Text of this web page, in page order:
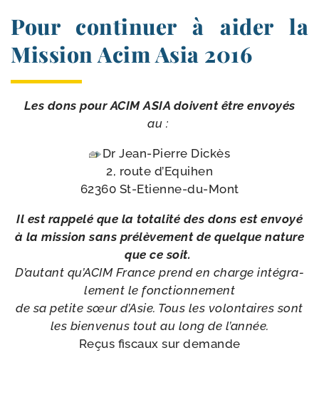
Pour continuer à aider la
Mission Acim Asia 2016
Les dons pour ACIM ASIA doivent être envoyés
au :
Dr Jean-​Pierre Dickès
2, route d’Equihen
62360 St-Etienne-du-Mont
Il est rap­pe­lé que la tota­li­té des dons est envoyé
à la mis­sion sans pré­lè­ve­ment de quelque nature
que ce soit.
D’autant qu’ACIM France prend en charge inté­gra­
le­ment le fonctionnement
de sa petite sœur d’Asie. Tous les volon­taires sont
les bien­ve­nus tout au long de l’année.
Reçus fis­caux sur demande